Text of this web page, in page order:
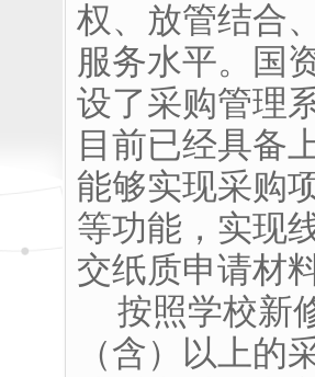
权、放管结合
服务水平。国
设了采购管理
目前已经具备
能够实现采购
等功能，实现
交纸质申请材
按照学校新
（含）以上的